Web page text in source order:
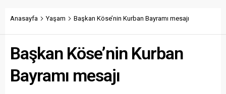
gölgelenmesine izin
Anasayfa Yaşam Başkan Köse’nin Kurban Bayramı mesajı
Başkan Köse’nin Kurban
Bayramı mesajı